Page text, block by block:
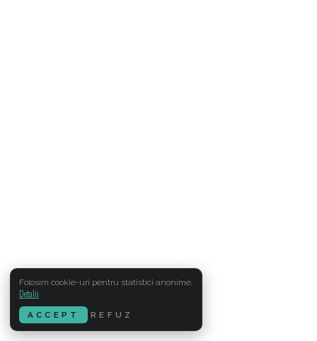
Folosim cookie-uri pentru statistici anonime.
Detalii
ACCEPT REFUZ